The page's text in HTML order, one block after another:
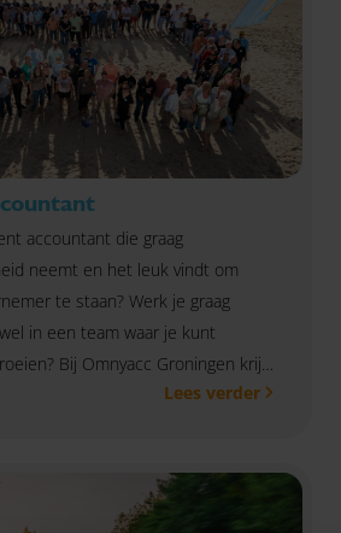
accountant die graag
neemt en het leuk vindt om
te staan? Werk je graag
in een team waar je kunt
Bij Omnyacc Groningen krijg
te bouwen aan een nieuw
werkomgeving.
Lees verder